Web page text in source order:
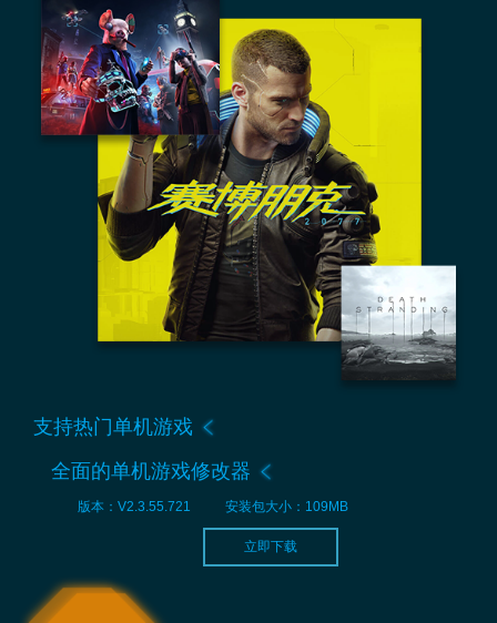
支持热门单机游戏
全面的单机游戏修改器
版本：V2.3.55.721 安装包大小：109MB
立即下载